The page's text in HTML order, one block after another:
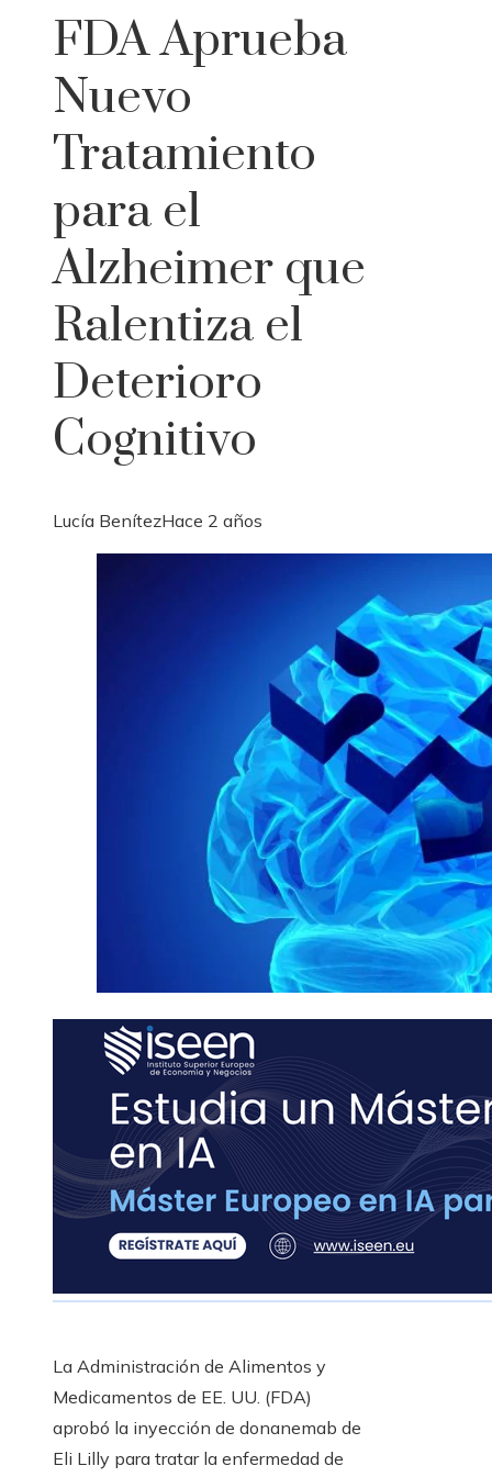
FDA Aprueba
Nuevo
Tratamiento
para el
Alzheimer que
Ralentiza el
Deterioro
Cognitivo
Lucía BenítezHace 2 años
La Administración de Alimentos y
Medicamentos de EE. UU. (FDA)
aprobó la inyección de donanemab de
Eli Lilly para tratar la enfermedad de